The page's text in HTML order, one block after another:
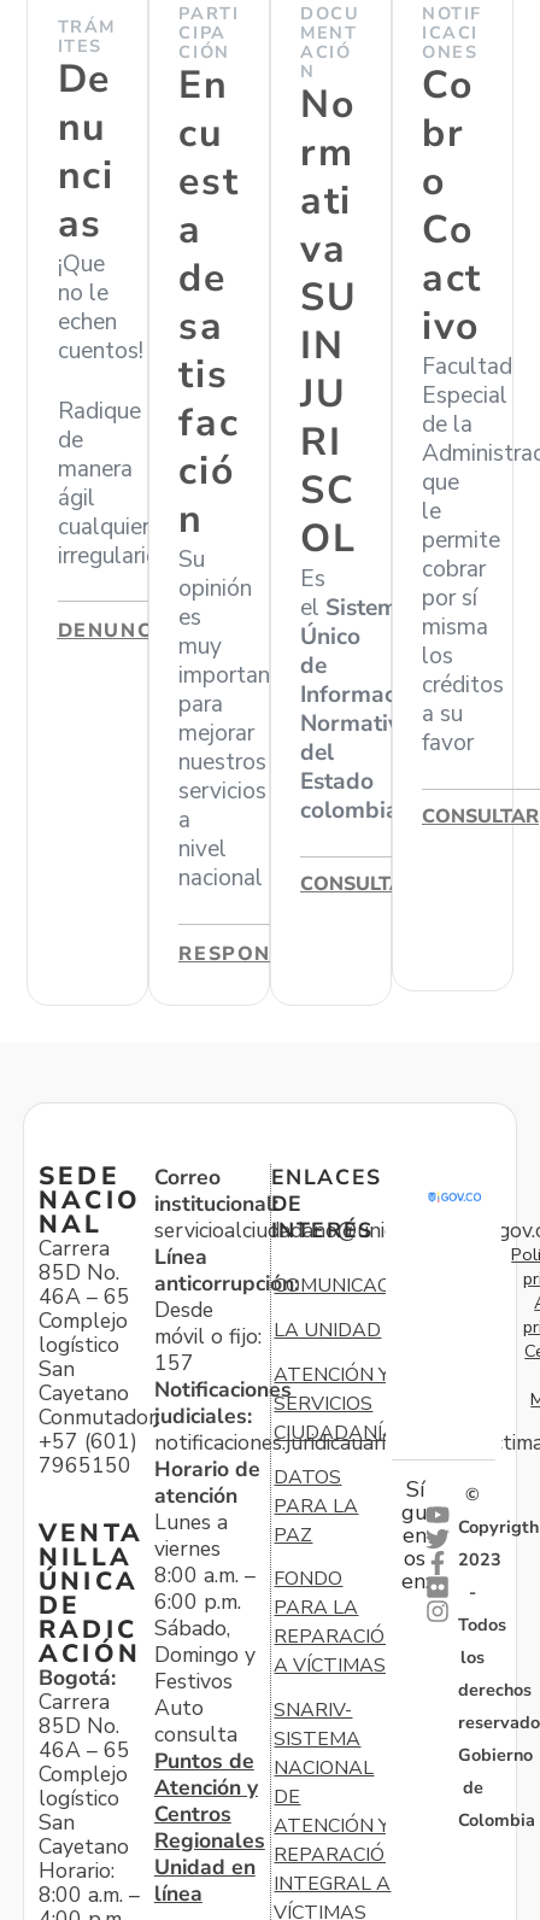
TRÁM
ITES
De
nu
nci
as
¡Que
no le
echen
cuentos!
Radique
de
manera
ágil
cualquier
irregularidad
DENUNCIAR
PARTI
CIPA
CIÓN
En
cu
est
a
de
sa
tis
fac
ció
n
Su
opinión
es
muy
importante
para
mejorar
nuestros
servicios
a
nivel
nacional
RESPONDER
DOCU
MENT
ACIÓ
N
No
rm
ati
va
SU
IN
JU
RI
SC
OL
Es
el Sistema
Único
de
Información
Normativa
del
Estado
colombiano
CONSULTAR
NOTIF
ICACI
ONES
Co
br
o
Co
act
ivo
Facultad
Especial
de la
que
le
permite
cobrar
por sí
misma
los
créditos
a su
favor
CONSULTAR
SEDE
NACIO
NAL
Carrera
85D No.
46A – 65
Complejo
logístico
San
Cayetano
Conmutador:
+57 (601)
7965150
VENTA
NILLA
ÚNICA
DE
RADIC
ACIÓN
Bogotá:
Carrera
85D No.
46A – 65
Complejo
logístico
San
Cayetano
Horario:
8:00 a.m. –
Correo
institucional:
Línea
anticorrupción:
Desde
móvil o fijo:
157
Notificaciones
judiciales:
Horario de
atención
Lunes a
viernes
8:00 a.m. –
6:00 p.m.
Sábado,
Domingo y
Festivos
Auto
consulta
Puntos de
Atención y
Centros
Regionales
Unidad en
línea
ENLACES
DE
INTERÉS
COMUNICACIONES
LA UNIDAD
ATENCIÓN Y
SERVICIOS
CIUDADANÍA
DATOS
PARA LA
PAZ
FONDO
PARA LA
REPARACIÓN
A VÍCTIMAS
SNARIV-
SISTEMA
NACIONAL
DE
ATENCIÓN Y
REPARACIÓN
INTEGRAL A
VÍCTIMAS
Sí
gu
en
os
en:
©
Copyrigth
2023
-
Todos
los
derechos
Gobierno
de
Colombia